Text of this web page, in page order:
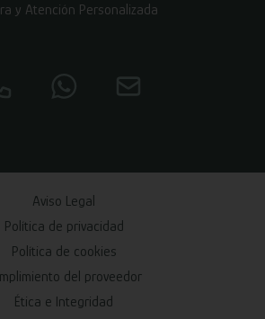
y Atención Personalizada
Aviso Legal
Política de privacidad
Política de cookies
del proveedor
Ética e Integridad